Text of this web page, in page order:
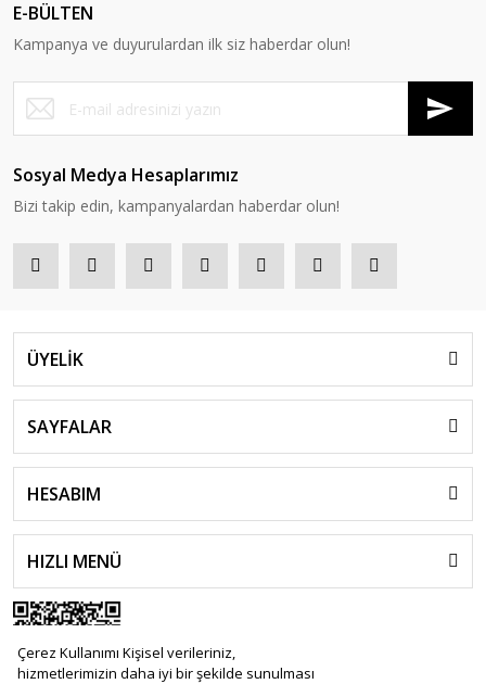
Çerez Kullanımı Kişisel verileriniz,
hizmetlerimizin daha iyi bir şekilde sunulması
E-BÜLTEN
Kampanya ve duyurulardan ilk siz haberdar olun!
Sosyal Medya Hesaplarımız
Bizi takip edin, kampanyalardan haberdar olun!
ÜYELİK
SAYFALAR
HESABIM
HIZLI MENÜ